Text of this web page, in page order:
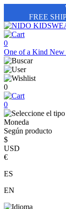
FREE
0
One of a Kind New
0
0
Moneda
Según producto
$
USD
€
ES
EN